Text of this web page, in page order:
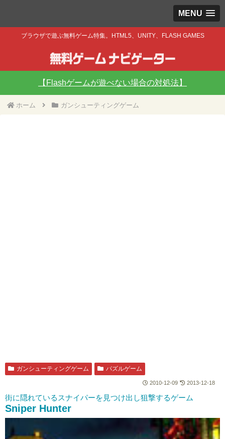
MENU
ブラウザで遊ぶ無料ゲーム特集。HTML5、UNITY、FLASH GAMES
【Flashゲームが遊べない場合の対処法】
ホーム ガンシューティングゲーム
ガンシューティングゲーム パズルゲーム
2010-12-09 2013-12-18
街に隠れているスナイパーを見つけ出し狙撃するゲーム
Sniper Hunter